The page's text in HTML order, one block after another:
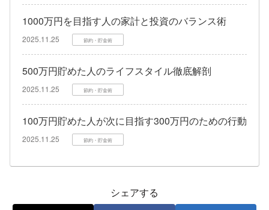
1000万円を目指す人の家計と投資のバランス術
2025.11.25 節約・貯金術
500万円貯めた人のライフスタイル徹底解剖
2025.11.25 節約・貯金術
100万円貯めた人が次に目指す300万円のための行動
2025.11.25 節約・貯金術
シェアする